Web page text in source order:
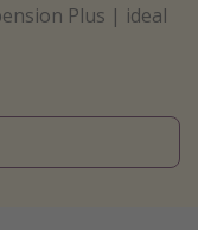
Plus | ideal